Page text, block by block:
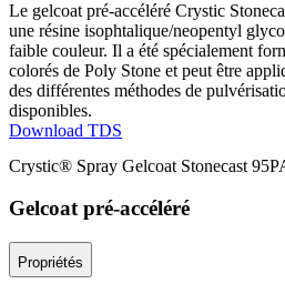
Le gelcoat pré-accéléré Crystic
une résine isophtalique/neopentyl
faible couleur. Il a été spécialement
colorés de Poly Stone et peut être
des différentes méthodes de
disponibles.
Download TDS
Crystic® Spray Gelcoat Stonecast
Gelcoat pré-accéléré
Propriétés